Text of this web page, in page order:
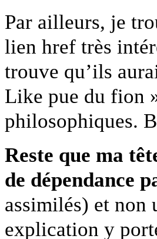
Par ailleurs, je
lien href très
trouve qu’ils
Like pue du fion
philosophiques.
Reste que ma
de dépendance
assimilés) et non
explication y